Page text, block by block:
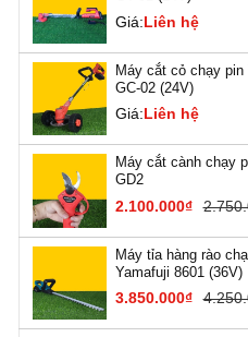
Giá:Liên hệ
Máy cắt cỏ chạy pin
GC-02 (24V)
Giá:Liên hệ
Máy cắt cành chạy
GD2
2.100.000₫
Máy tỉa hàng rào
Yamafuji 8601 (36V)
3.850.000₫